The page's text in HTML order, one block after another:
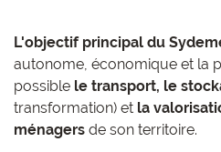
L'objectif principal du
autonome, économique et la
possible le transport, le
transformation) et la
ménagers de son territoire.